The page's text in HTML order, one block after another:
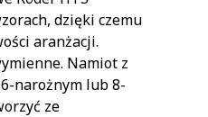
dzięki czemu
aranżacji.
Namiot z
narożnym lub 8-
ze